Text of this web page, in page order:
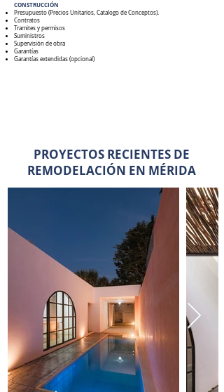
CONSTRUCCIÓN​
Presupuesto (Precios Unitarios, Catalogo de Conceptos).
Contratos
Tramites y permisos
Suministros
Supervisión de obra
Garantías
Garantías extendidas (opcional)
PROYECTOS RECIENTES DE
REMODELACIÓN EN MÉRIDA